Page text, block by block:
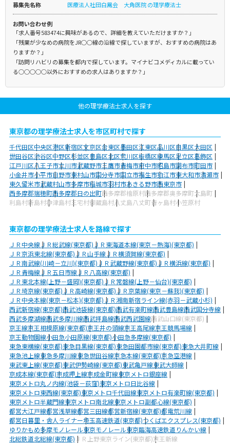
募集先名称 医療法人社団白鳳会 大角医院 の理学療法士
お問い合わせ例
「求人番号583474に興味があるので、詳細を教えていただけますか？」
「残業が少なめの病院をJR○○線の沿線で探していますが、おすすめの病院はあ
りますか？」
「訪問リハビリの募集を都内で探しています。マイナビコメディカルに載ってい
る○○○○○以外におすすめの求人はありますか？」
他の理学療法士求人を探す
東京都の理学療法士求人を市区町村で探す
千代田区中央区港区新宿区文京区台東区墨田区江東区品川区目黒区大田区
世田谷区渋谷区中野区杉並区豊島区北区荒川区板橋区練馬区足立区葛飾区
江戸川区八王子市立川市武蔵野市三鷹市青梅市府中市昭島市調布市町田市
小金井市小平市日野市東村山市国分寺市国立市福生市狛江市東大和市清瀬市
東久留米市武蔵村山市多摩市稲城市羽村市あきる野市西東京市
西多摩郡瑞穂町西多摩郡日の出町西多摩郡檜原村西多摩郡奥多摩町大島町
利島村新島村神津島村三宅村御蔵島村八丈島八丈町青ヶ島村小笠原村
東京都の理学療法士求人を路線で探す
ＪＲ中央線ＪＲ総武線(東京都)ＪＲ東海道本線(東京－熱海)(東京都)
ＪＲ京浜東北線(東京都)ＪＲ山手線ＪＲ横須賀線(東京都)
ＪＲ南武線(川崎－立川)(東京都)ＪＲ武蔵野線(東京都)ＪＲ横浜線(東京都)
ＪＲ青梅線ＪＲ五日市線ＪＲ八高線(東京都)
ＪＲ東北本線(上野－盛岡)(東京都)ＪＲ常磐線(上野－仙台)(東京都)
ＪＲ埼京線(東京都)ＪＲ高崎線(東京都)ＪＲ京葉線(東京－蘇我)(東京都)
ＪＲ中央本線(東京－松本)(東京都)ＪＲ湘南新宿ライン線(赤羽－武蔵小杉)
西武新宿線(東京都)西武池袋線(東京都)西武有楽町線西武豊島線西武国分寺線
西武多摩湖線西武多摩川線西武拝島線西武西武園線西武山口線(東京都)
京王線京王相模原線(東京都)京王井の頭線京王高尾線京王競馬場線
京王動物園線小田急小田原線(東京都)小田急多摩線(東京都)
東急東横線(東京都)東急目黒線(東京都)東急田園都市線(東京都)東急大井町線
東急池上線東急多摩川線東急世田谷線京急本線(東京都)京急空港線
東武東上線(東京都)東武伊勢崎線(東京都)東武亀戸線東武大師線
京成本線(東京都)京成押上線京成金町線東京メトロ銀座線
東京メトロ丸ノ内線(池袋－荻窪)東京メトロ日比谷線
東京メトロ東西線(東京都)東京メトロ千代田線東京メトロ有楽町線(東京都)
東京メトロ半蔵門線東京メトロ南北線東京メトロ副都心線(東京都)
都営大江戸線都営浅草線都営三田線都営新宿線(東京都)都電荒川線
都営日暮里・舎人ライナー埼玉高速鉄道(東京都)つくばエクスプレス(東京都)
ゆりかもめ多摩モノレール東京モノレール東京臨海高速鉄道りんかい線
北総鉄道北総線(東京都) ＪＲ上野東京ライン(東京都)京王新線